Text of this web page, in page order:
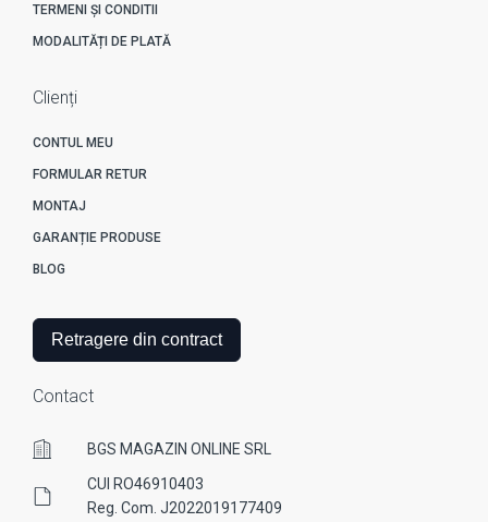
TERMENI ȘI CONDITII
MODALITĂȚI DE PLATĂ
Clienți
CONTUL MEU
FORMULAR RETUR
MONTAJ
GARANȚIE PRODUSE
BLOG
Retragere din contract
Contact
BGS MAGAZIN ONLINE SRL
CUI RO46910403
Reg. Com. J2022019177409